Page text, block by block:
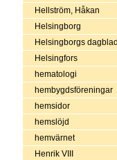
Hellström, Håkan
Helsingborg
Helsingborgs dagblad
Helsingfors
hematologi
hembygdsföreningar
hemsidor
hemslöjd
hemvärnet
Henrik VIII